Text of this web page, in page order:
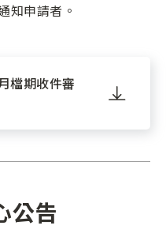
知申請者。
檔期收件審
公告